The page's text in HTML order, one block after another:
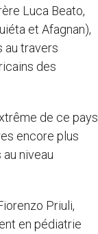
Luca Beato,
et Afagnan),
au travers
des
de ce pays
encore plus
niveau
Priuli,
en pédiatrie